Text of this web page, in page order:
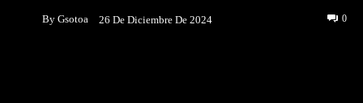
By Gsotoa 26 De Diciembre De 2024 0